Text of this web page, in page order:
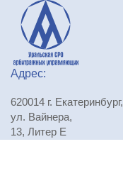
Адрес:
620014 г. Екатеринбург,
ул. Вайнера,
13, Литер Е